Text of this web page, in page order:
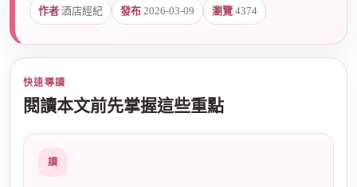
作者 酒店經紀 發布 2026-03-09 瀏覽 4374
快速導讀
閱讀本文前先掌握這些重點
讀